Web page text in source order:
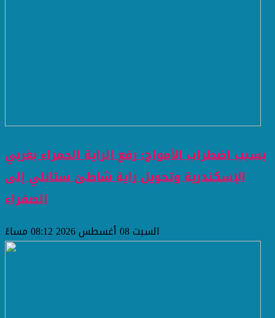
بسبب اضطراب الأمواج: رفع الراية الحمراء بغربي
الإسكندرية وتحويل راية شاطئ ستانلي إلى
الصفراء
السبت 08 أغسطس 2026 08:12 مساءً